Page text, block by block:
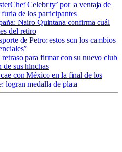
Celebrity’ por la ventaja de
de los participantes
Nairo Quintana confirma cuál
del retiro
de Petro: estos son los cambios
para firmar con su nuevo club
de sus hinchas
con México en la final de los
logran medalla de plata